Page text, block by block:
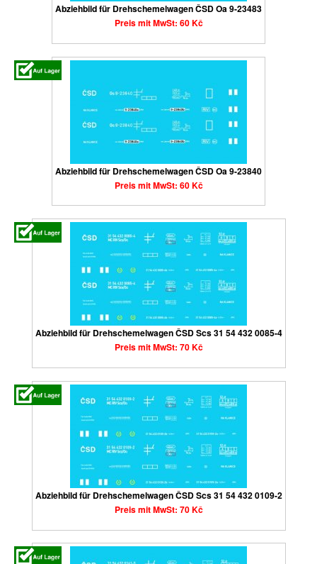
Abziehbild für Drehschemelwagen ČSD Oa 9-23483
Preis mit MwSt: 60 Kč
Abziehbild für Drehschemelwagen ČSD Oa 9-23840
Preis mit MwSt: 60 Kč
Abziehbild für Drehschemelwagen ČSD Scs 31 54 432 0085-4
Preis mit MwSt: 70 Kč
Abziehbild für Drehschemelwagen ČSD Scs 31 54 432 0109-2
Preis mit MwSt: 70 Kč